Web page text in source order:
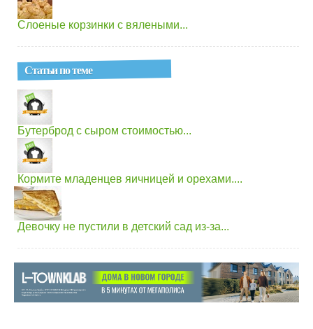
Слоеные корзинки с вялеными...
Статьи по теме
Бутерброд с сыром стоимостью...
Кормите младенцев яичницей и орехами....
Девочку не пустили в детский сад из-за...